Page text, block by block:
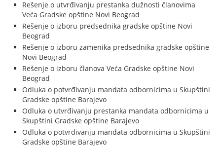
Rešenje o utvrđivanju prestanka dužnosti članovima
Veća Gradske opštine Novi Beograd
Rešenje o izboru predsednika gradske opštine Novi
Beograd
Rešenje o izboru zamenika predsednika gradske opštine
Novi Beograd
Rešenje o izboru članova Veća Gradske opštine Novi
Beograd
Odluka o potvrđivanju mandata odbornicima u Skupštini
Gradske opštine Barajevo
Odluka o utvrđivanju prestanka mandata odbornicima u
Skupštini Gradske opštine Barajevo
Odluka o potvrđivanju mandata odbornicima u Skupštini
Gradske opštine Barajevo